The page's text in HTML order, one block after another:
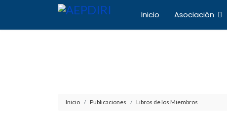
Inicio Asociación
Inicio Publicaciones Libros de los Miembros